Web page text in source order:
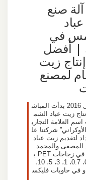
صنع
في
| أفضل
زيت
لمصنع
في أبريل 2016 بدأت المباش
عباد الشم
التجاري
شركتنا عل
زيت عباد
والمجمد
ماركة P في زجاجات PET ب
حجم 0.5، 0.7، 1، 3، 5، 10،
في حاويات فليكس